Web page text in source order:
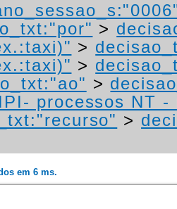
>
>
>
>
processos NT
>
em 6 ms.